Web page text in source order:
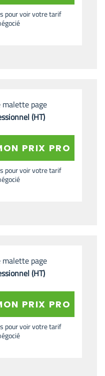
pour voir votre tarif
(HT)
PRIX PRO
pour voir votre tarif
(HT)
PRIX PRO
pour voir votre tarif